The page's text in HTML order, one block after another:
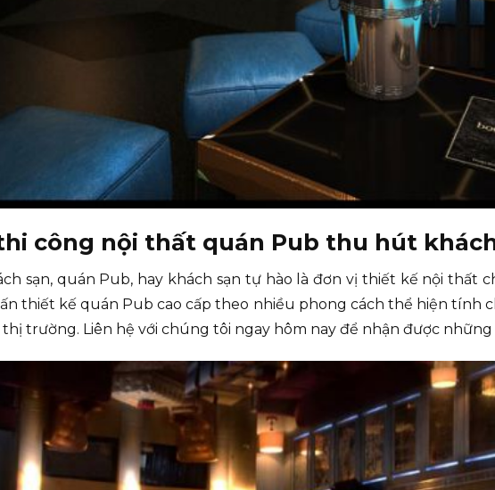
công nội thất quán Pub thu hút
sạn, quán Pub, hay khách sạn tự hào là đơn vị thiết kế nội thất
thiết kế quán Pub cao cấp theo nhiều phong cách thể hiện tính
trường. Liên hệ với chúng tôi ngay hôm nay để nhận được